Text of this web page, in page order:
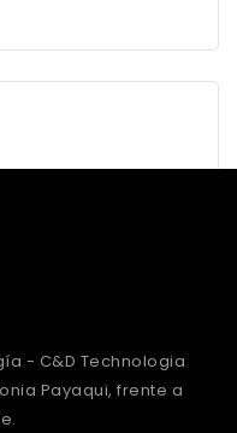
- C&D Technologia
Payaqui, frente a